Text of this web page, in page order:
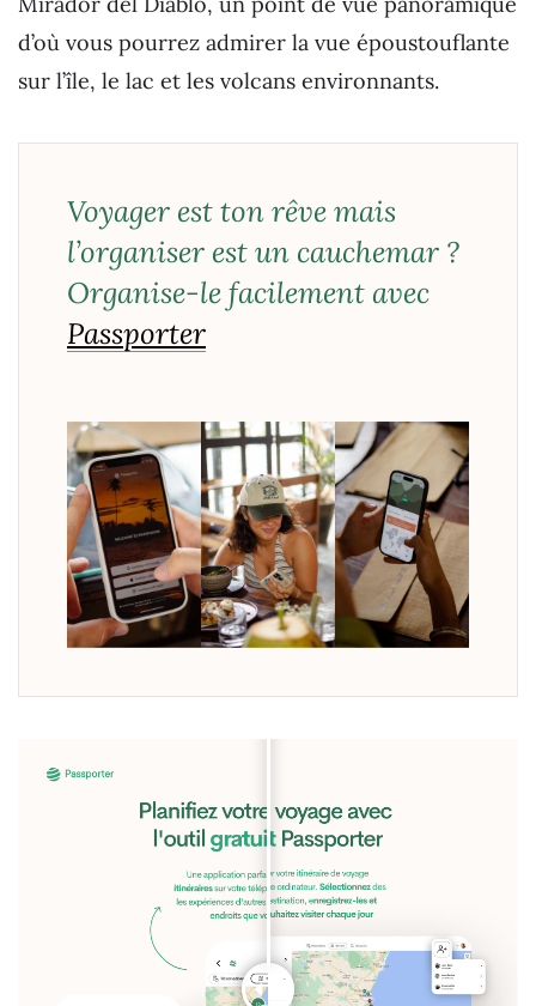
d’où vous pourrez admirer la vue époustouflante
sur l’île, le lac et les volcans environnants.
Voyager est ton rêve mais
l’organiser est un cauchemar ?
Organise-le facilement avec
Passporter